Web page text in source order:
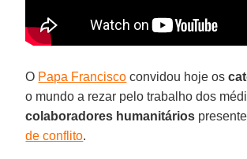
O Papa Francisco convidou hoje os
o mundo a rezar pelo trabalho dos
colaboradores humanitários
de conflito.